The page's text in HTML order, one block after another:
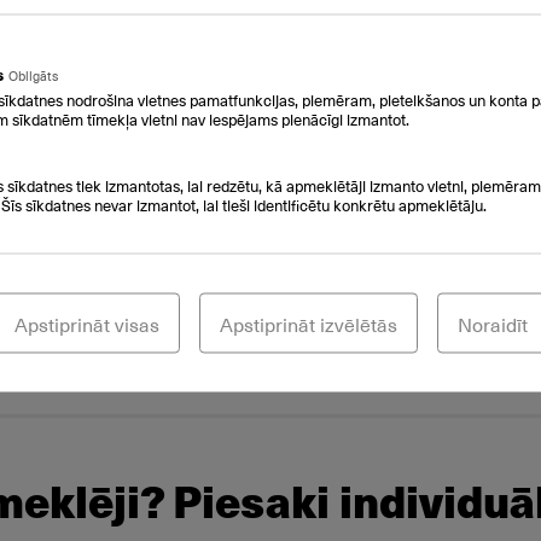
UZŅĒMUMA RESURSU OPTIMIZĀCIJA
Uzticot IT infrastruktūras uzturēšanu
pakalpojuma sniedzējam, uzņēmums var
un izmantot materiālos un cilvēkresursus
CSC TELECOM ir viens no vadošajiem
telekomunikāciju pakalpojumu un risinājumu
VIENS RĒĶINS
Viens IT pakalpojumu sniedzējs – viens rēķins.
Piesaki
Obligāts
nodrošina vietnes pamatfunkcijas, piemēram, pieteikšanos un konta
sīkdatnēm tīmekļa vietni nav iespējams pienācīgi izmantot.
sīkdatnes tiek izmantotas, lai redzētu, kā apmeklētāji izmanto vietni,
sīkdatnes nevar izmantot, lai tieši identificētu konkrētu apmeklētāju.
Noraidīt
Apstiprināt izvēlētās
Apstiprināt visas